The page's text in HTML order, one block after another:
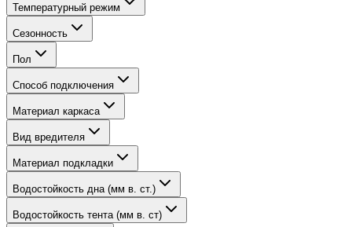
Температурный режим
Сезонность
Пол
Способ подключения
Материал каркаса
Вид вредителя
Материал подкладки
Водостойкость дна (мм в. ст.)
Водостойкость тента (мм в. ст)